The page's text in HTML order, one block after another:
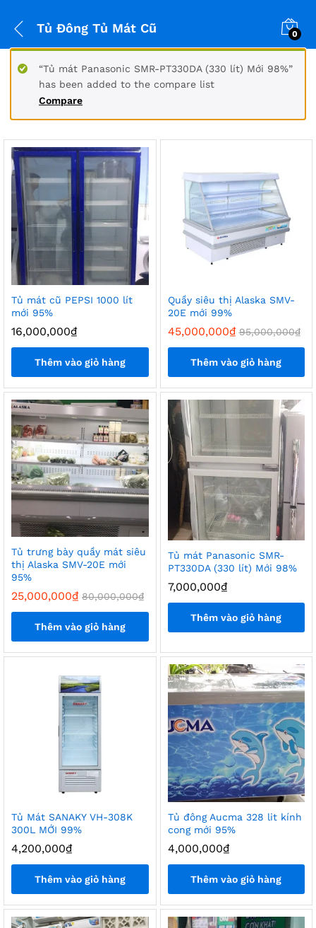
Tủ Đông Tủ Mát Cũ 0
Compare
“Tủ mát Panasonic SMR-PT330DA (330 lít) Mới 98%”
has been added to the compare list
Tủ mát cũ PEPSI 1000 lít
mới 95%
16,000,000₫
Thêm vào giỏ hàng
Quầy siêu thị Alaska SMV-
20E mới 99%
45,000,000₫ 95,000,000₫
Thêm vào giỏ hàng
Tủ trưng bày quầy mát siêu
thị Alaska SMV-20E mới
95%
25,000,000₫ 80,000,000₫
Thêm vào giỏ hàng
Tủ mát Panasonic SMR-
PT330DA (330 lít) Mới 98%
7,000,000₫
Thêm vào giỏ hàng
Tủ Mát SANAKY VH-308K
300L MỚI 99%
4,200,000₫
Thêm vào giỏ hàng
Tủ đông Aucma 328 lit kính
cong mới 95%
4,000,000₫
Thêm vào giỏ hàng